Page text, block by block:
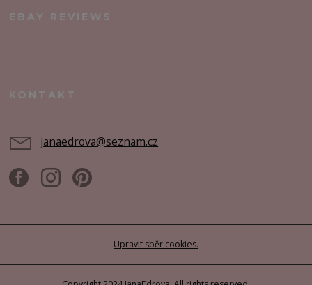
EBAY REVIEWS
KONTAKT
janaedrova@seznam.cz
Upravit sběr cookies.